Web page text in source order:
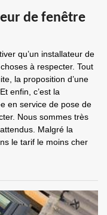
de fenêtre
qu’un installateur de
à respecter. Tout
la proposition d’une
enfin, c’est la
en service de pose de
Nous sommes très
Malgré la
le tarif le moins cher